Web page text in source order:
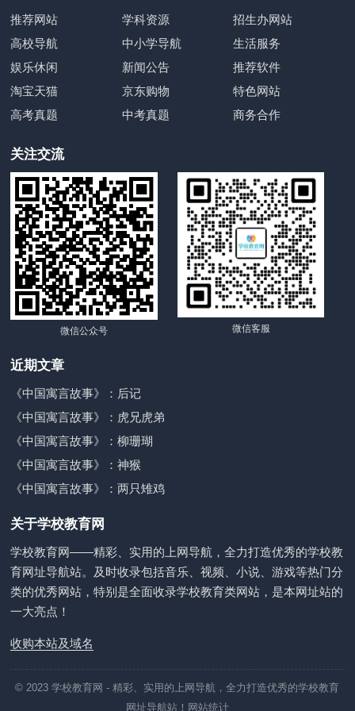
推荐网站 学科资源
招生办网站
高校导航
中小学导航
生活服务
娱乐休闲
新闻公告
推荐软件
淘宝天猫
京东购物
特色网站
高考真题
中考真题 商务合作
关注交流
微信公众号 微信客服
近期文章
《中国寓言故事》：后记
《中国寓言故事》：虎兄虎弟
《中国寓言故事》：柳珊瑚
《中国寓言故事》：神猴
《中国寓言故事》：两只雉鸡
关于学校教育网
学校教育网——精彩、实用的上网导航，全力打造优秀的学校教
育网址导航站。及时收录包括音乐、视频、小说、游戏等热门分
类的优秀网站，特别是全面收录学校教育类网站，是本网址站的
一大亮点！
收购本站及域名
© 2023学校教育网 - 精彩、实用的上网导航，全力打造优秀的学校教育
网址导航站！ 网站统计